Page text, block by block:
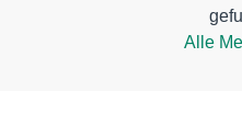
Alle